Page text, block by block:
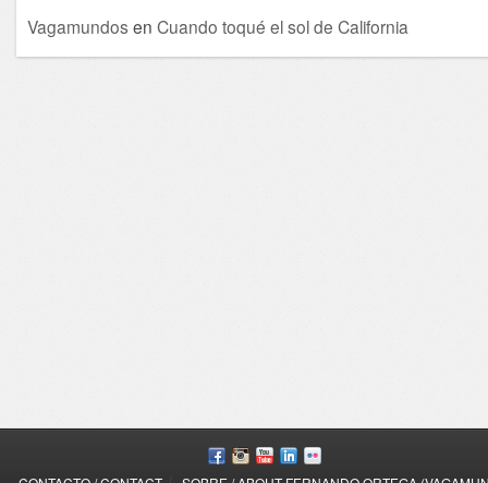
Vagamundos en Cuando toqué el sol de California